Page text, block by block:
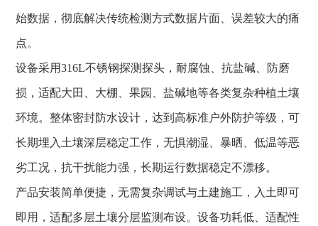
始数据，彻底解决传统检测方式数据片面、误差较大的痛
点。
设备采用316L不锈钢探测探头，耐腐蚀、抗盐碱、防磨
损，适配大田、大棚、果园、盐碱地等各类复杂种植土壤
环境。整体密封防水设计，达到高标准户外防护等级，可
长期埋入土壤深层稳定工作，无惧潮湿、暴晒、低温等恶
劣工况，抗干扰能力强，长期运行数据稳定不漂移。
产品安装简单便捷，无需复杂调试与土建施工，入土即可
即用，适配多层土壤分层监测布设。设备功耗低、适配性